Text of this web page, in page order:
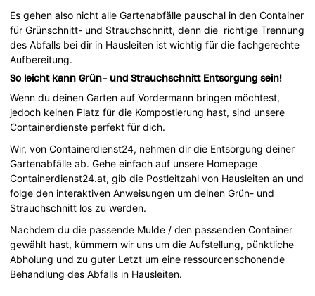
Es gehen also nicht alle Gartenabfälle pauschal in den Container
für Grünschnitt- und Strauchschnitt, denn die richtige Trennung
des Abfalls bei dir in Hausleiten ist wichtig für die fachgerechte
Aufbereitung.
So leicht kann Grün- und Strauchschnitt Entsorgung sein!
Wenn du deinen Garten auf Vordermann bringen möchtest,
jedoch keinen Platz für die Kompostierung hast, sind unsere
Containerdienste perfekt für dich.
Wir, von Containerdienst24, nehmen dir die Entsorgung deiner
Gartenabfälle ab. Gehe einfach auf unsere Homepage
Containerdienst24.at, gib die Postleitzahl von Hausleiten an und
folge den interaktiven Anweisungen um deinen Grün- und
Strauchschnitt los zu werden.
Nachdem du die passende Mulde / den passenden Container
gewählt hast, kümmern wir uns um die Aufstellung, pünktliche
Abholung und zu guter Letzt um eine ressourcenschonende
Behandlung des Abfalls in Hausleiten.